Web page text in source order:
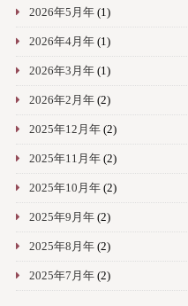
2026年5月年(1)
2026年4月年(1)
2026年3月年(1)
2026年2月年(2)
2025年12月年(2)
2025年11月年(2)
2025年10月年(2)
2025年9月年(2)
2025年8月年(2)
2025年7月年(2)